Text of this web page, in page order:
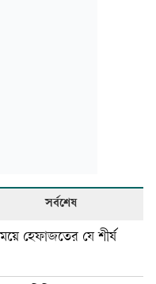
সর্বশেষ
হেফাজতের যে শীর্ষ